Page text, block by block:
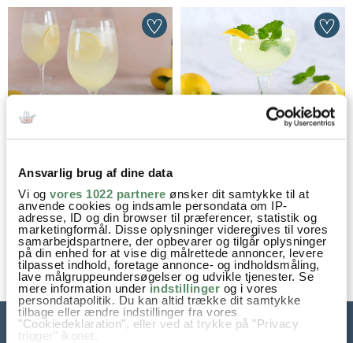
Ansvarlig brug af dine data
Vi og vores 1022 partnere ønsker dit samtykke til at
anvende cookies og indsamle persondata om IP-
adresse, ID og din browser til præferencer, statistik og
marketingformål. Disse oplysninger videregives til vores
samarbejdspartnere, der opbevarer og tilgår oplysninger
på din enhed for at vise dig målrettede annoncer, levere
tilpasset indhold, foretage annonce- og indholdsmåling,
lave målgruppeundersøgelser og udvikle tjenester. Se
mere information under indstillinger og i vores
persondatapolitik. Du kan altid trække dit samtykke
tilbage eller ændre indstillinger fra vores
"Cookiedeklaration", eller ved at trykke på "Privacy
trigger" ikonet.